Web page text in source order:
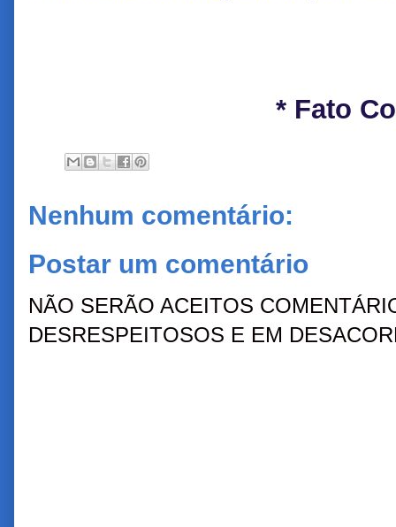
* Fato
Nenhum comentário:
Postar um comentário
NÃO SERÃO ACEITOS
DESRESPEITOSOS E EM